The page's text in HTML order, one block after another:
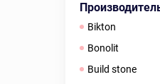
Bikton
Bonolit
Build stone